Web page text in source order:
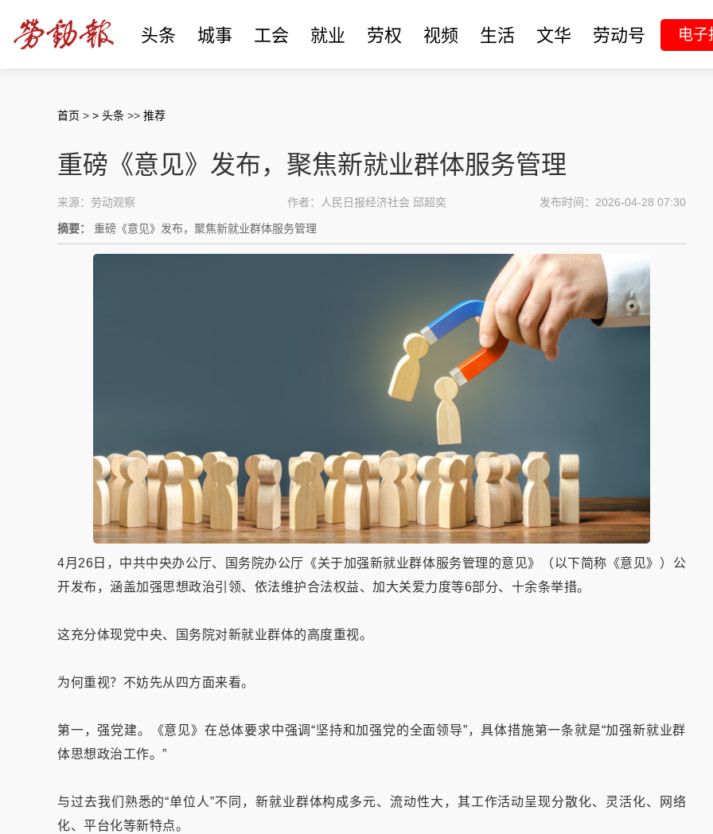
头条 城事 工会 就业 劳权 视频 生活 文华 劳动号 电子
首页 > > 头条 >> 推荐
重磅《意见》发布，聚焦新就业群体服务管理
来源：劳动观察 作者：人民日报经济社会 邱超奕 发布时间：2026-04-28 07:30
摘要： 重磅《意见》发布，聚焦新就业群体服务管理
4月26日，中共中央办公厅、国务院办公厅《关于加强新就业群体服务管理的意见》（以下简称《意见》）公
开发布，涵盖加强思想政治引领、依法维护合法权益、加大关爱力度等6部分、十余条举措。
这充分体现党中央、国务院对新就业群体的高度重视。
为何重视？不妨先从四方面来看。
第一，强党建。《意见》在总体要求中强调“坚持和加强党的全面领导”，具体措施第一条就是“加强新就业群
体思想政治工作。”
与过去我们熟悉的“单位人”不同，新就业群体构成多元、流动性大，其工作活动呈现分散化、灵活化、网络
化、平台化等新特点。